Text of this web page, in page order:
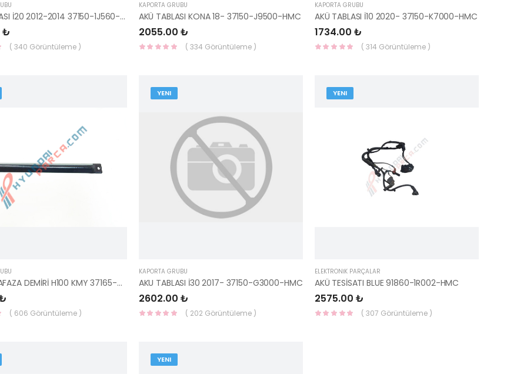
AKÜ TABLASI İ20 2012-2014 37150-1J560-HMC
₺
( 340 Görüntüleme )
KAPORTA GRUBU
AKÜ TABLASI KONA 18- 37150-J9500-HMC
2055.00 ₺
( 334 Görüntüleme )
KAPORTA GRUBU
AKÜ TABLASI İ10 2020- 37150-K7000-HMC
1734.00 ₺
( 314 Görüntüleme )
AKÜ MUHAFAZA DEMİRİ H100 KMY 37165-4F100-HMC
( 606 Görüntüleme )
YENI
KAPORTA GRUBU
AKU TABLASI İ30 2017- 37150-G3000-HMC
2602.00 ₺
( 202 Görüntüleme )
YENI
ELEKTRONİK PARÇALAR
AKÜ TESİSATI BLUE 91860-1R002-HMC
2575.00 ₺
( 307 Görüntüleme )
YENI